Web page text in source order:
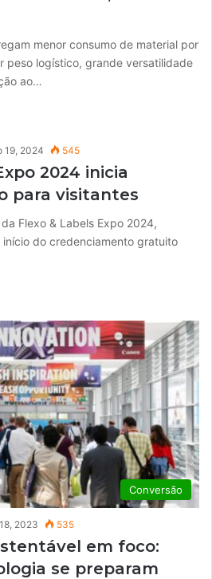
menor consumo de material por
peso logístico, grande versatilidade
ao…
19, 2024 545
2024 inicia
para visitantes
Flexo & Labels Expo 2024,
início do credenciamento gratuito
Conversão
2023 535
em foco:
se preparam